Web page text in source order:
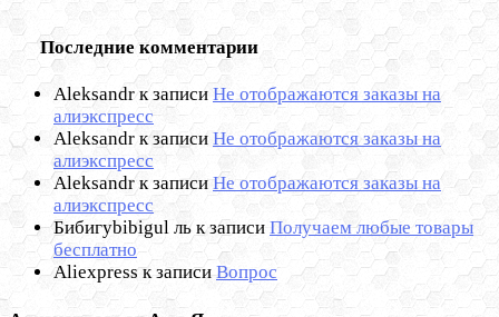
Последние комментарии
Aleksandr к записи Не отображаются заказы на
алиэкспресс
Aleksandr к записи Не отображаются заказы на
алиэкспресс
Aleksandr к записи Не отображаются заказы на
алиэкспресс
Бибигуbibigul ль к записи Получаем любые товары
бесплатно
Aliexpressк записиВопрос